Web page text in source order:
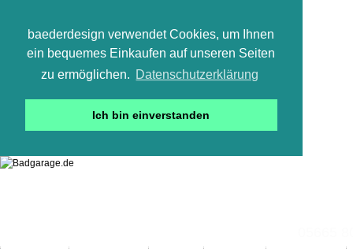
baederdesign verwendet Cookies, um Ihnen
ein bequemes Einkaufen auf unseren Seiten
zu ermöglichen. Datenschutzerklärung
Ich bin einverstanden